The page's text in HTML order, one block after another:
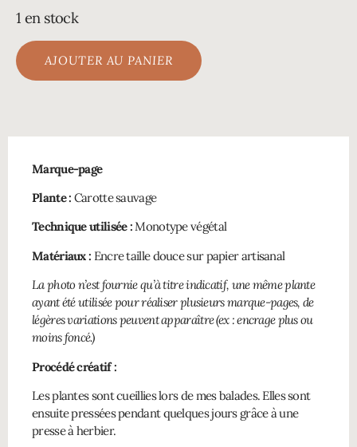
1 en stock
AJOUTER AU PANIER
Marque-page
Plante : Carotte sauvage
Technique utilisée :Monotype végétal
Matériaux : Encre taille douce sur papier artisanal
La photo n’est fournie qu’à titre indicatif, une même plante
ayant été utilisée pour réaliser plusieurs marque-pages, de
légères variations peuvent apparaître (ex : encrage plus ou
moins foncé.)
Procédé créatif :
Les plantes sont cueillies lors de mes balades. Elles sont
ensuite pressées pendant quelques jours grâce à une
presse à herbier.